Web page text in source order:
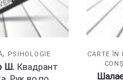
, PSIHOLOGIE
Ш.Квадрант
CARTE ÎN